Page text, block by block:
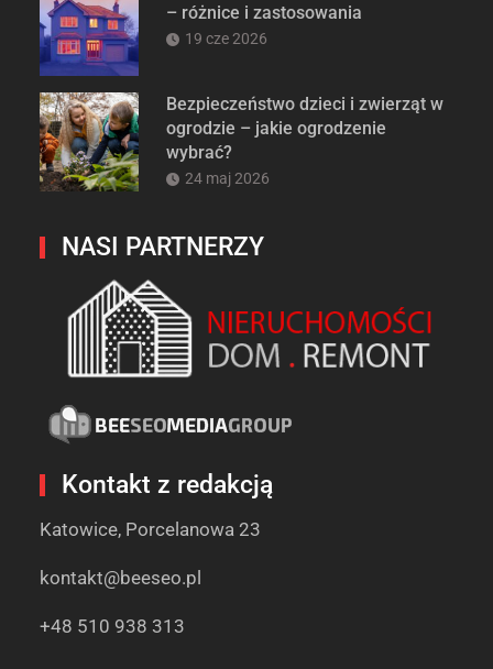
– różnice i zastosowania
19 cze 2026
Bezpieczeństwo dzieci i zwierząt w
ogrodzie – jakie ogrodzenie
wybrać?
24 maj 2026
NASI PARTNERZY
Kontakt z redakcją
Katowice, Porcelanowa 23
kontakt@beeseo.pl
+48 510 938 313